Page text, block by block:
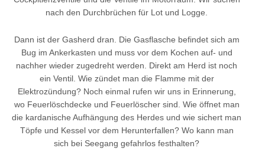
nach den Durchbrüchen für Lot und Logge.
Dann ist der Gasherd dran. Die Gasflasche befindet sich am
Bug im Ankerkasten und muss vor dem Kochen auf- und
nachher wieder zugedreht werden. Direkt am Herd ist noch
ein Ventil. Wie zündet man die Flamme mit der
Elektrozündung? Noch einmal rufen wir uns in Erinnerung,
wo Feuerlöschdecke und Feuerlöscher sind. Wie öffnet man
die kardanische Aufhängung des Herdes und wie sichert man
Töpfe und Kessel vor dem Herunterfallen? Wo kann man
sich bei Seegang gefahrlos festhalten?